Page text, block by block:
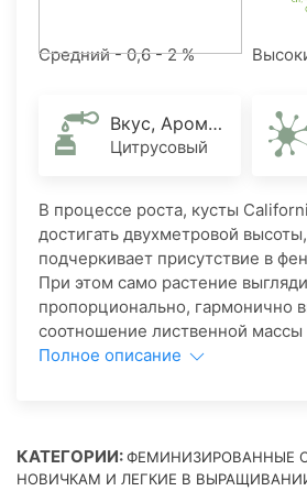
Средний - 0,6 - 2 %
Вкус, Аромат
Цитрусовый
В процессе роста, кусты
достигать двухметровой
подчеркивает присутствие в
При этом само растение
пропорционально, гармонично
соотношение лиственной массы
Полное описание
КАТЕГОРИИ:ФЕМИНИЗИРОВАННЫЕ
НОВИЧКАМ И ЛЕГКИЕ В